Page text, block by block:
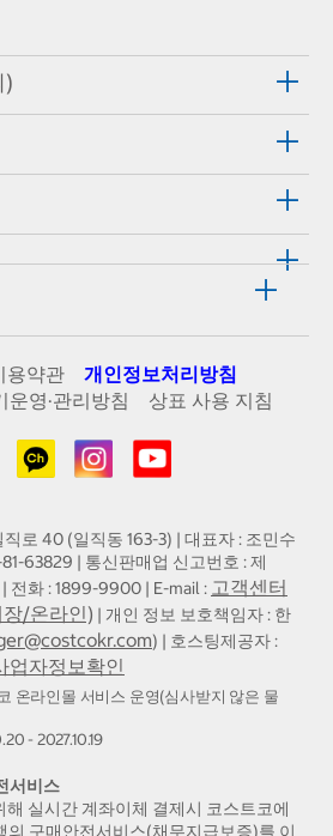
)
용약관
개인정보처리방침
영·관리방침
상표 사용 지침
로 40 (일직동 163-3) | 대표자 : 조민수
63829 | 통신판매업 신고번호 : 제
전화 : 1899-9900 | E-mail : 고객센터
/온라인) | 개인 정보 보호책임자 : 한
) | 호스팅제공자 :
업자정보확인
온라인몰 서비스 운영(심사받지 않은 물
- 2027.10.19
서비스
실시간 계좌이체 결제시 코스트코에
의 구매안전서비스(채무지급보증)를 이